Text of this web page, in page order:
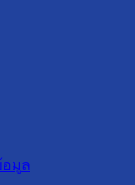
อมูล